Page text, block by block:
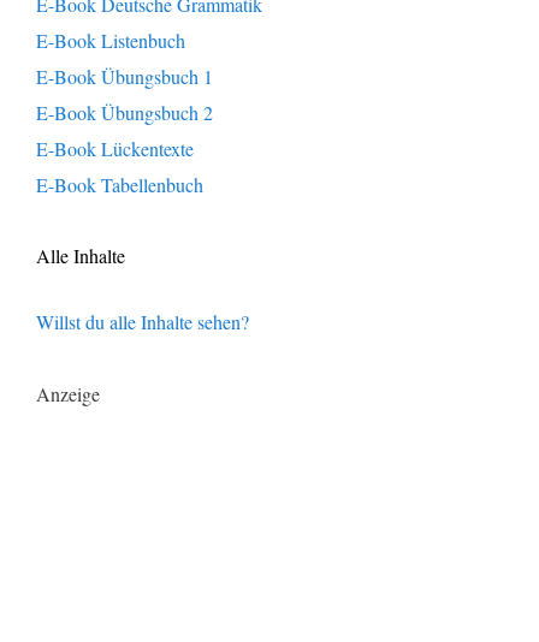
E-Book Listenbuch
E-Book Übungsbuch 1
E-Book Übungsbuch 2
E-Book Lückentexte
E-Book Tabellenbuch
Alle Inhalte
Willst du alle Inhalte sehen?
Anzeige